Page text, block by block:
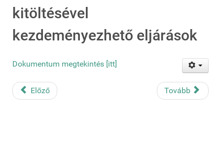
kitöltésével
kezdeményezhető eljárások
Dokumentum megtekintés [itt]
Előző Tovább